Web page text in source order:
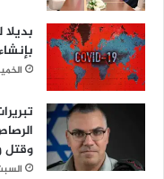
الخميس, 13
وقتل
السبت, 15 مايو,